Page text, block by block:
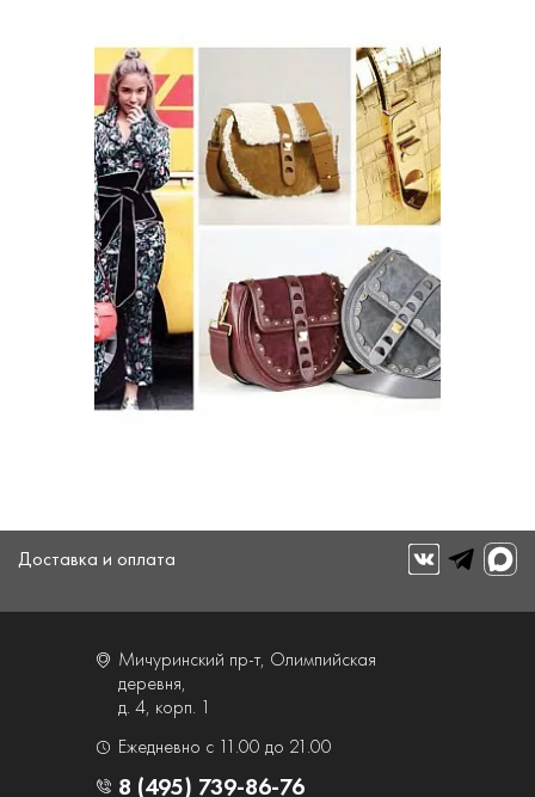
Доставка и оплата
Мичуринский пр-т, Олимпийская
деревня,
д. 4, корп. 1
Ежедневно с 11.00 до 21.00
8 (495) 739-86-76